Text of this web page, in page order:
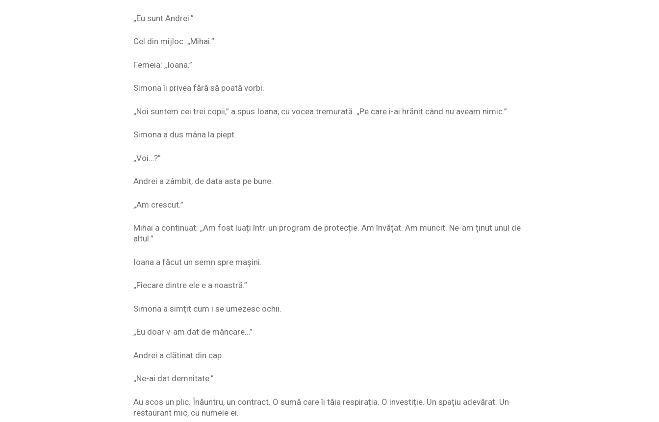
„Eu sunt Andrei.”
Cel din mijloc: „Mihai.”
Femeia: „Ioana.”
Simona îi privea fără să poată vorbi.
„Noi suntem cei trei copii,” a spus Ioana, cu vocea tremurată. „Pe care i-ai hrănit când nu aveam nimic.”
Simona a dus mâna la piept.
„Voi…?”
Andrei a zâmbit, de data asta pe bune.
„Am crescut.”
Mihai a continuat: „Am fost luați într-un program de protecție. Am învățat. Am muncit. Ne-am ținut unul de
altul.”
Ioana a făcut un semn spre mașini.
„Fiecare dintre ele e a noastră.”
Simona a simțit cum i se umezesc ochii.
„Eu doar v-am dat de mâncare…”
Andrei a clătinat din cap.
„Ne-ai dat demnitate.”
Au scos un plic. Înăuntru, un contract. O sumă care îi tăia respirația. O investiție. Un spațiu adevărat. Un
restaurant mic, cu numele ei.